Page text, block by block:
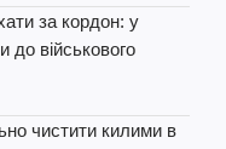
за кордон: у
до військового
чистити килими в